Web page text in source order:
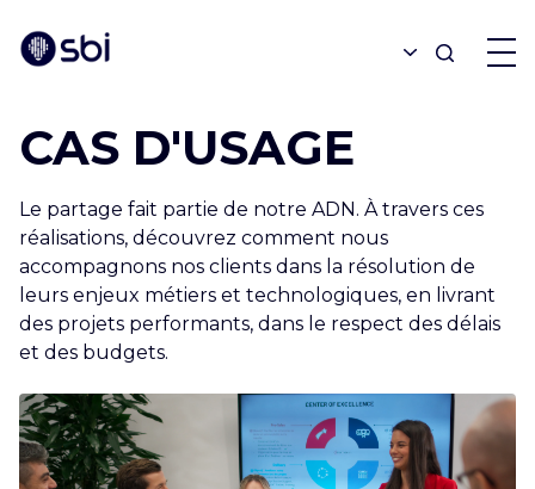
OFFRES
PARTENAIRES
RÉALISATIONS
À PROPOS
CAS D'USAGE
Le partage fait partie de notre ADN. À travers ces
réalisations, découvrez comment nous
accompagnons nos clients dans la résolution de
leurs enjeux métiers et technologiques, en livrant
des projets performants, dans le respect des délais
et des budgets.